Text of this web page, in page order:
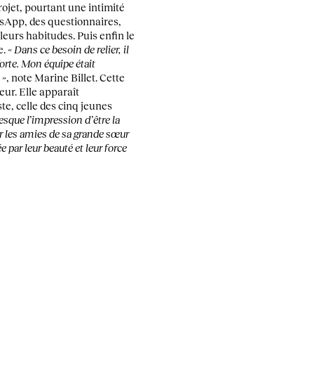
pourtant une intimité
des questionnaires,
habitudes. Puis enfin le
« Dans ce besoin de relier, il
Mon équipe était
, note Marine Billet. Cette
Elle apparaît
celle des cinq jeunes
l’impression d’être la
amies de sa grande sœur
par leur beauté et leur force